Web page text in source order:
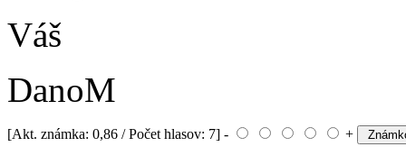
Váš
DanoM
[Akt. známka: 0,86 / Počet hlasov: 7] - +